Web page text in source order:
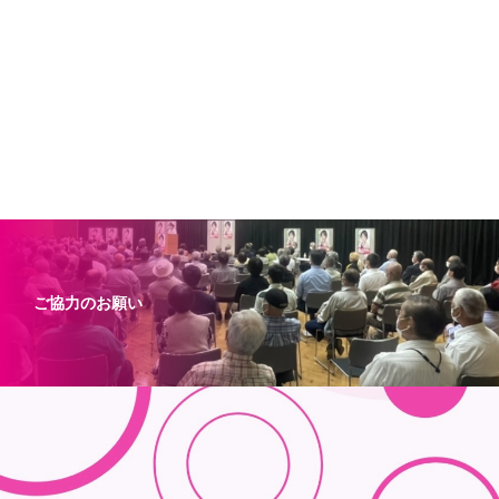
ご協力のお願い